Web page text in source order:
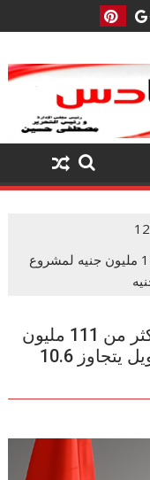
12
وزير الزراعة يوافق على صرف أكثر من 111 مليون جنيه لمشروع
وزير الزراعة يوافق على صرف أكثر من 111 مليون
جنيه لمشروع البتلو وإجمالي التمويل يتجاوز 10.6